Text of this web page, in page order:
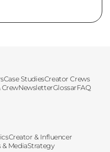
Case StudiesCreator Crews
CrewNewsletterGlossarFAQ
Creator & Influencer
& MediaStrategy